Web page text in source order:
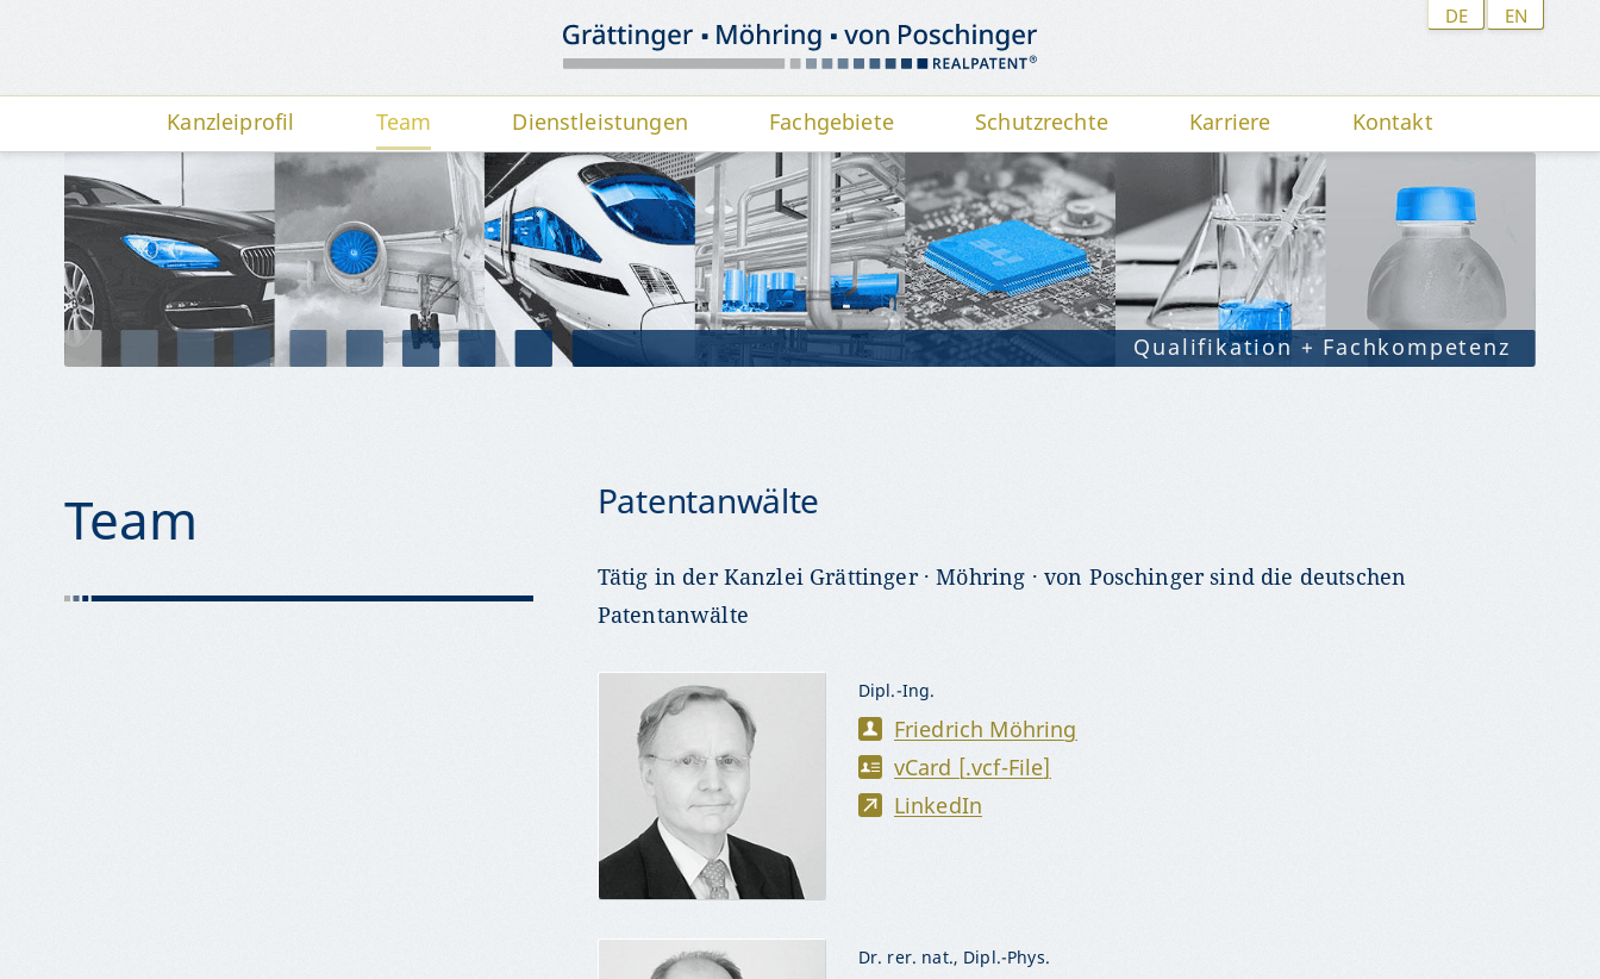
Qualifikation + Fachkompetenz
Team Patentanwälte
Tätig in der Kanzlei Grättinger · Möhring · von Poschinger sind die deutschen
Patentanwälte
Dipl.-Ing.
Friedrich Möhring
vCard [.vcf-File]
LinkedIn
Dr. rer. nat., Dipl.-Phys.
EN
DE
Kanzleiprofil Team Dienstleistungen Fachgebiete Schutzrechte Karriere Kontakt